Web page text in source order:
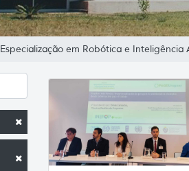
Especialização em Robótica e Inteligência